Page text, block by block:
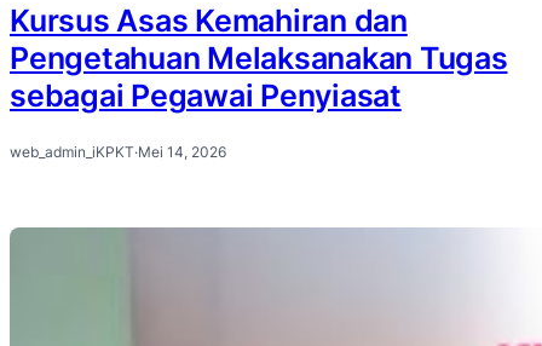
Kursus Asas Kemahiran dan
Pengetahuan Melaksanakan Tugas
sebagai Pegawai Penyiasat
web_admin_iKPKT·Mei 14, 2026